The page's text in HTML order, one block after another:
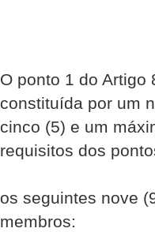
O ponto 1 do Artigo
constituída por um
cinco (5) e um
requisitos dos
os seguintes nove
membros: